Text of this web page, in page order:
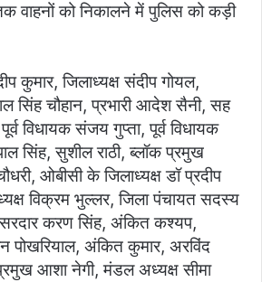
वाहनों को निकालने में पुलिस को कड़ी
कुमार, जिलाध्यक्ष संदीप गोयल,
सिंह चौहान, प्रभारी आदेश सैनी, सह
विधायक संजय गुप्ता, पूर्व विधायक
सिंह, सुशील राठी, ब्लॉक प्रमुख
ओबीसी के जिलाध्यक्ष डॉ प्रदीप
विक्रम भुल्लर, जिला पंचायत सदस्य
करण सिंह, अंकित कश्यप,
पोखरियाल, अंकित कुमार, अरविंद
आशा नेगी, मंडल अध्यक्ष सीमा